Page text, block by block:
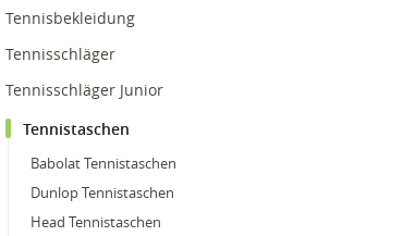
Tennisbekleidung
Tennisschläger
Tennisschläger Junior
Tennistaschen
Babolat Tennistaschen
Dunlop Tennistaschen
Head Tennistaschen